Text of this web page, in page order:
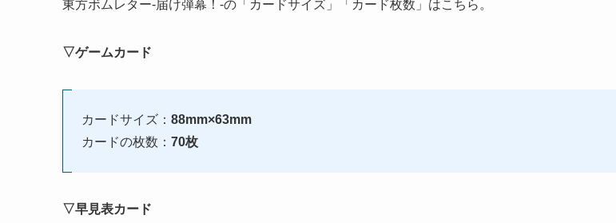
東方ボムレター-届け弾幕！-の「カードサイズ」「カード枚数」はこちら。
▽ゲームカード
カードサイズ： 88mm×63mm
カードの枚数： 70枚
▽早見表カード